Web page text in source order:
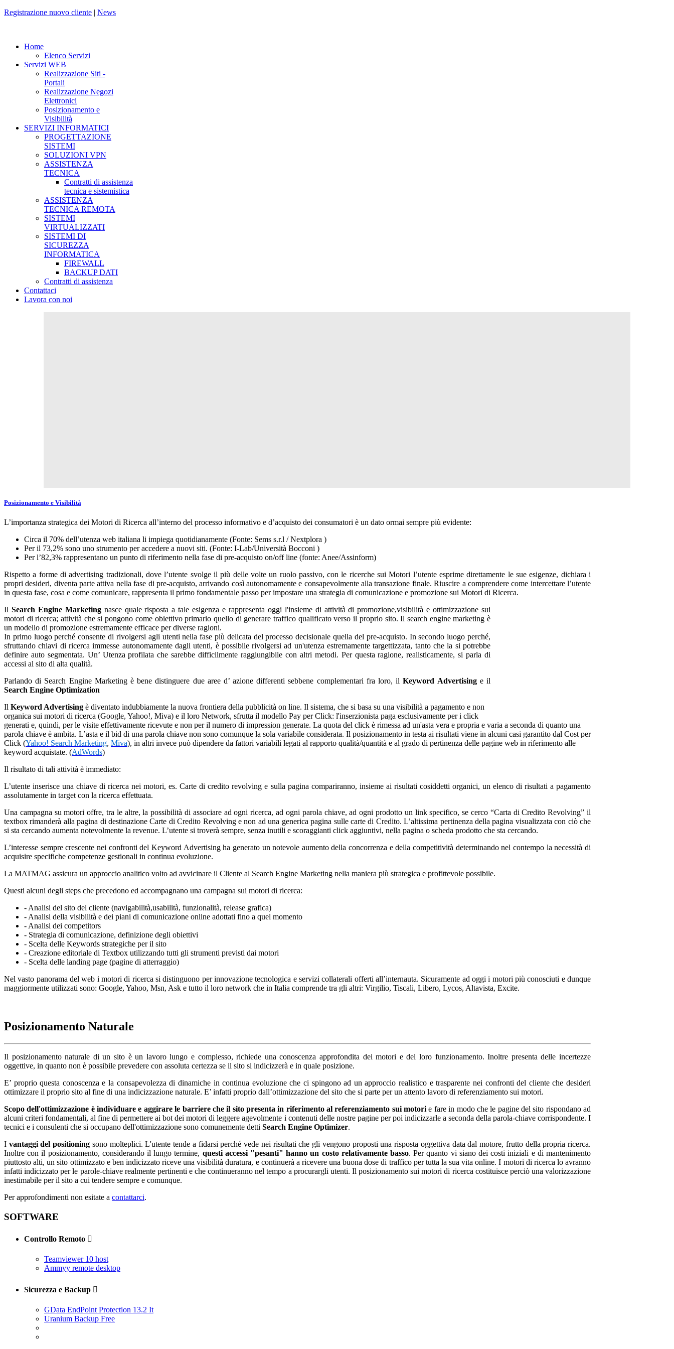
Registrazione nuovo cliente | News
Home
Elenco Servizi
Servizi WEB
Realizzazione Siti -
Portali
Realizzazione Negozi
Elettronici
Posizionamento e
Visibilità
SERVIZI INFORMATICI
PROGETTAZIONE
SISTEMI
SOLUZIONI VPN
ASSISTENZA
TECNICA
Contratti di assistenza
tecnica e sistemistica
ASSISTENZA
TECNICA REMOTA
SISTEMI
VIRTUALIZZATI
SISTEMI DI
SICUREZZA
INFORMATICA
FIREWALL
BACKUP DATI
Contratti di assistenza
Contattaci
Lavora con noi
Posizionamento e Visibilità
L’importanza strategica dei Motori di Ricerca all’interno del processo informativo e d’acquisto dei consumatori è un dato ormai sempre più evidente:
Circa il 70% dell’utenza web italiana li impiega quotidianamente (Fonte: Sems s.r.l / Nextplora )
Per il 73,2% sono uno strumento per accedere a nuovi siti. (Fonte: I-Lab/Università Bocconi )
Per l’82,3% rappresentano un punto di riferimento nella fase di pre-acquisto on/off line (fonte: Anee/Assinform)
Rispetto a forme di advertising tradizionali, dove l’utente svolge il più delle volte un ruolo passivo, con le ricerche sui Motori l’utente esprime direttamente le sue esigenze, dichiara i
propri desideri, diventa parte attiva nella fase di pre-acquisto, arrivando così autonomamente e consapevolmente alla transazione finale. Riuscire a comprendere come intercettare l’utente
in questa fase, cosa e come comunicare, rappresenta il primo fondamentale passo per impostare una strategia di comunicazione e promozione sui Motori di Ricerca.
Il Search Engine Marketingnasce quale risposta a tale esigenza e rappresenta oggi l'insieme di attività di promozione,visibilità e ottimizzazione sui
motori di ricerca; attività che si pongono come obiettivo primario quello di generare traffico qualificato verso il proprio sito. Il search engine marketing è
un modello di promozione estremamente efficace per diverse ragioni.
In primo luogo perché consente di rivolgersi agli utenti nella fase più delicata del processo decisionale quella del pre-acquisto. In secondo luogo perché,
sfruttando chiavi di ricerca immesse autonomamente dagli utenti, è possibile rivolgersi ad un'utenza estremamente targettizzata, tanto che la si potrebbe
definire auto segmentata. Un’ Utenza profilata che sarebbe difficilmente raggiungibile con altri metodi. Per questa ragione, realisticamente, si parla di
accessi al sito di alta qualità.
Parlando di Search Engine Marketing è bene distinguere due aree d’ azione differenti sebbene complementari fra loro, ilKeyword Advertisinge il
Search Engine Optimization
Il Keyword Advertising è diventato indubbiamente la nuova frontiera della pubblicità on line. Il sistema, che si basa su una visibilità a pagamento e non
organica sui motori di ricerca (Google, Yahoo!, Miva) e il loro Network, sfrutta il modello Pay per Click: l'inserzionista paga esclusivamente per i click
generati e, quindi, per le visite effettivamente ricevute e non per il numero di impression generate. La quota del click è rimessa ad un'asta vera e propria e varia a seconda di quanto una
parola chiave è ambita. L’asta e il bid di una parola chiave non sono comunque la sola variabile considerata. Il posizionamento in testa ai risultati viene in alcuni casi garantito dal Cost per
Click (Yahoo! Search Marketing, Miva), in altri invece può dipendere da fattori variabili legati al rapporto qualità/quantità e al grado di pertinenza delle pagine web in riferimento alle
keyword acquistate. (AdWords)
Il risultato di tali attività è immediato:
L’utente inserisce una chiave di ricerca nei motori, es. Carte di credito revolving e sulla pagina compariranno, insieme ai risultati cosiddetti organici, un elenco di risultati a pagamento
assolutamente in target con la ricerca effettuata.
Una campagna su motori offre, tra le altre, la possibilità di associare ad ogni ricerca, ad ogni parola chiave, ad ogni prodotto un link specifico, se cerco “Carta di Credito Revolving” il
textbox rimanderà alla pagina di destinazione Carte di Credito Revolving e non ad una generica pagina sulle carte di Credito. L’altissima pertinenza della pagina visualizzata con ciò che
si sta cercando aumenta notevolmente la revenue. L’utente si troverà sempre, senza inutili e scoraggianti click aggiuntivi, nella pagina o scheda prodotto che sta cercando.
L’interesse sempre crescente nei confronti del Keyword Advertising ha generato un notevole aumento della concorrenza e della competitività determinando nel contempo la necessità di
acquisire specifiche competenze gestionali in continua evoluzione.
La MATMAG assicura un approccio analitico volto ad avvicinare il Cliente al Search Engine Marketing nella maniera più strategica e profittevole possibile.
Questi alcuni degli steps che precedono ed accompagnano una campagna sui motori di ricerca:
- Analisi del sito del cliente (navigabilità,usabilità, funzionalità, release grafica)
- Analisi della visibilità e dei piani di comunicazione online adottati fino a quel momento
- Analisi dei competitors
- Strategia di comunicazione, definizione degli obiettivi
- Scelta delle Keywords strategiche per il sito
- Creazione editoriale di Textbox utilizzando tutti gli strumenti previsti dai motori
- Scelta delle landing page (pagine di atterraggio)
Nel vasto panorama del web i motori di ricerca si distinguono per innovazione tecnologica e servizi collaterali offerti all’internauta. Sicuramente ad oggi i motori più conosciuti e dunque
maggiormente utilizzati sono: Google, Yahoo, Msn, Ask e tutto il loro network che in Italia comprende tra gli altri: Virgilio, Tiscali, Libero, Lycos, Altavista, Excite.
Posizionamento Naturale
Il posizionamento naturale di un sito è un lavoro lungo e complesso, richiede una conoscenza approfondita dei motori e del loro funzionamento. Inoltre presenta delle incertezze
oggettive, in quanto non è possibile prevedere con assoluta certezza se il sito si indicizzerà e in quale posizione.
E’ proprio questa conoscenza e la consapevolezza di dinamiche in continua evoluzione che ci spingono ad un approccio realistico e trasparente nei confronti del cliente che desideri
ottimizzare il proprio sito al fine di una indicizzazione naturale. E’ infatti proprio dall’ottimizzazione del sito che si parte per un attento lavoro di referenziamento sui motori.
Scopo dell'ottimizzazione è individuare e aggirare le barriere che il sito presenta in riferimento al referenziamento sui motori e fare in modo che le pagine del sito rispondano ad
alcuni criteri fondamentali, al fine di permettere ai bot dei motori di leggere agevolmente i contenuti delle nostre pagine per poi indicizzarle a seconda della parola-chiave corrispondente. I
tecnici e i consulenti che si occupano dell'ottimizzazione sono comunemente detti Search Engine Optimizer.
I vantaggi del positioning sono molteplici. L'utente tende a fidarsi perché vede nei risultati che gli vengono proposti una risposta oggettiva data dal motore, frutto della propria ricerca.
Inoltre con il posizionamento, considerando il lungo termine, questi accessi "pesanti" hanno un costo relativamente basso. Per quanto vi siano dei costi iniziali e di mantenimento
piuttosto alti, un sito ottimizzato e ben indicizzato riceve una visibilità duratura, e continuerà a ricevere una buona dose di traffico per tutta la sua vita online. I motori di ricerca lo avranno
infatti indicizzato per le parole-chiave realmente pertinenti e che continueranno nel tempo a procurargli utenti. Il posizionamento sui motori di ricerca costituisce perciò una valorizzazione
inestimabile per il sito a cui tendere sempre e comunque.
Per approfondimenti non esitate a contattarci.
SOFTWARE
Controllo Remoto 
Teamviewer 10 host
Ammyy remote desktop
Sicurezza e Backup 
GData EndPoint Protection 13.2 It
Uranium Backup Free